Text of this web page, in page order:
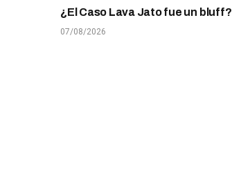
¿El Caso Lava Jato fue un bluff?
07/08/2026